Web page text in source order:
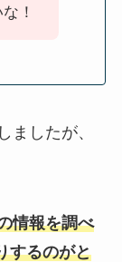
！
ましたが、
情報を調べ
するのがと